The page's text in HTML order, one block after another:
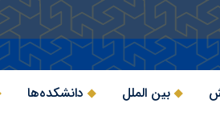
بین الملل دانشکده‌ها